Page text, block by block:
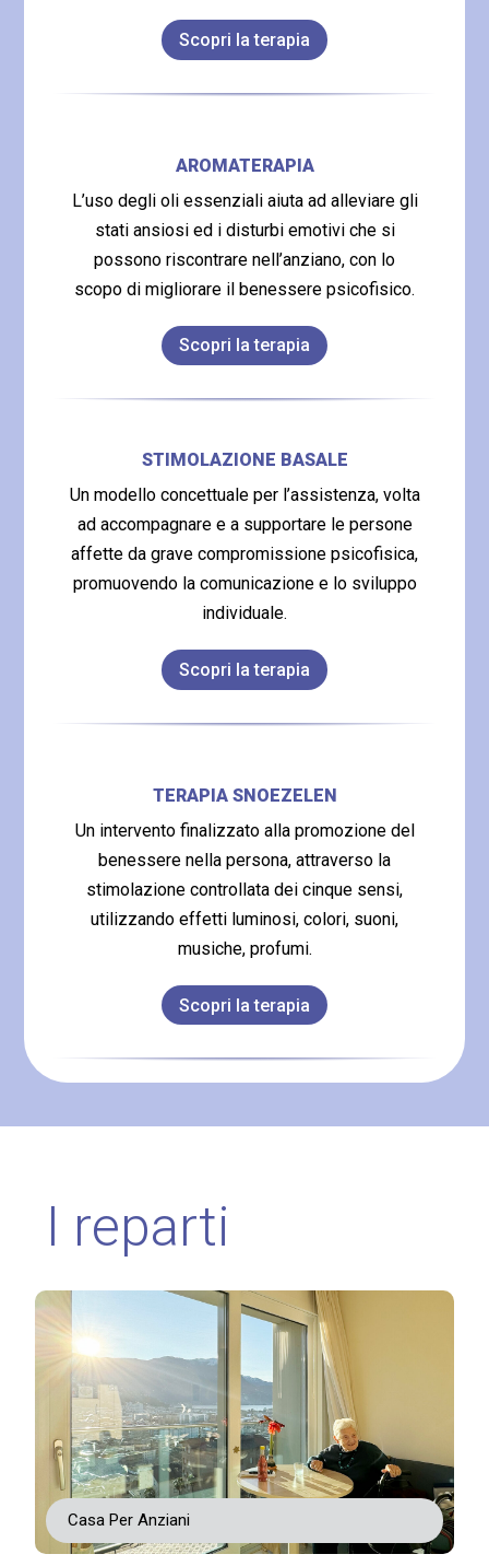
Scopri la terapia
AROMATERAPIA
L’uso degli oli essenziali aiuta ad alleviare gli
stati ansiosi ed i disturbi emotivi che si
possono riscontrare nell’anziano, con lo
scopo di migliorare il benessere psicofisico.
Scopri la terapia
STIMOLAZIONE BASALE
Un modello concettuale per l’assistenza, volta
ad accompagnare e a supportare le persone
affette da grave compromissione psicofisica,
promuovendo la comunicazione e lo sviluppo
individuale.
Scopri la terapia
TERAPIA SNOEZELEN
Un intervento finalizzato alla promozione del
benessere nella persona, attraverso la
stimolazione controllata dei cinque sensi,
utilizzando effetti luminosi, colori, suoni,
musiche, profumi.
Scopri la terapia
I reparti
Casa Per Anziani